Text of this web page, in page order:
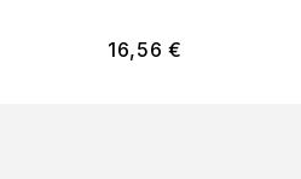
16,56€